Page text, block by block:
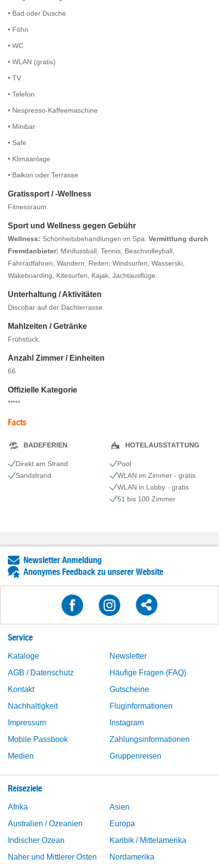
• Bad oder Dusche
• Föhn
• WC
• WLAN (gratis)
• TV
• Telefon
• Nespresso-Kaffeemaschine
• Minibar
• Safe
• Klimaanlage
• Balkon oder Terrasse
Gratissport / -Wellness
Fitnessraum.
Sport und Wellness gegen Gebühr
Wellness: Schönheitsbehandlungen im Spa. Vermittlung durch
Fremdanbieter: Minifussball, Tennis, Beachvolleyball,
Fahrradfahren, Wandern, Reiten; Windsurfen, Wasserski,
Wakeboarding, Kitesurfen, Kajak, Jachtausflüge.
Unterhaltung / Aktivitäten
Discobar auf der Dachterrasse.
Mahlzeiten / Getränke
Frühstück.
Anzahl Zimmer / Einheiten
66
Offizielle Kategorie
*****
Facts
BADEFERIEN
Direkt am Strand
Sandstrand
HOTELAUSSTATTUNG
Pool
WLAN im Zimmer - gratis
WLAN in Lobby - gratis
51 bis 100 Zimmer
Newsletter Anmeldung
Anonymes Feedback zu unserer Website
Service
Kataloge
Newsletter
AGB / Datenschutz
Häufige Fragen (FAQ)
Kontakt
Gutscheine
Nachhaltigkeit
Fluginformationen
Impressum
Instagram
Mobile Passbook
Zahlungsinformationen
Medien
Gruppenreisen
Reiseziele
Afrika
Asien
Australien / Ozeanien
Europa
Indischer Ozean
Karibik / Mittelamerika
Naher und Mittlerer Osten
Nordamerika